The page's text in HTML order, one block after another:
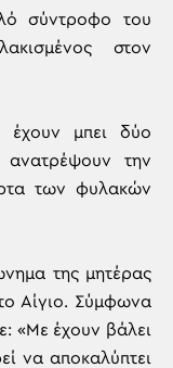
σύντροφο του
στον
έχουν μπει δύο
την
των φυλακών
της μητέρας
Αίγιο. Σύμφωνα
«Με έχουν βάλει
να αποκαλύπτει